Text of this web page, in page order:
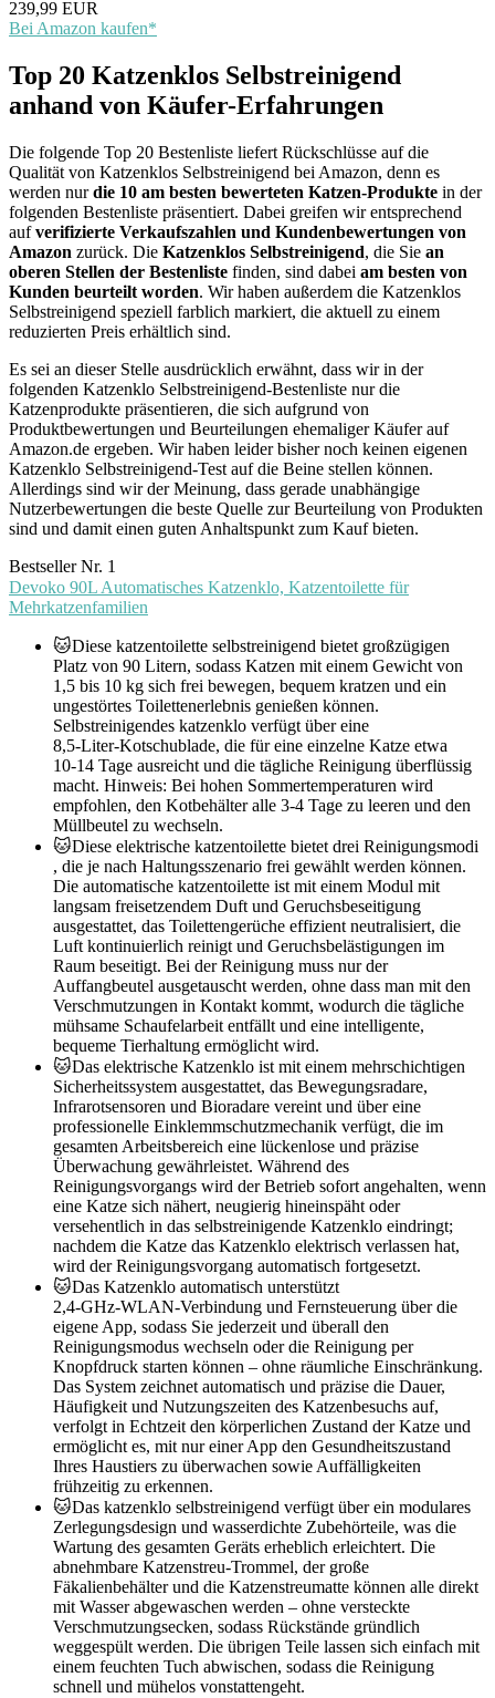
239,99 EUR
Bei Amazon kaufen*
Top 20 Katzenklos Selbstreinigend
anhand von Käufer-Erfahrungen
Die folgende Top 20 Bestenliste liefert Rückschlüsse auf die
Qualität von Katzenklos Selbstreinigend bei Amazon, denn es
werden nurdie 10 am besten bewerteten Katzen-Produkte in der
folgenden Bestenliste präsentiert. Dabei greifen wir entsprechend
aufverifizierte Verkaufszahlen und Kundenbewertungen von
Amazon zurück. Die Katzenklos Selbstreinigend, die Sie an
oberen Stellen der Bestenliste finden, sind dabei am besten von
Kunden beurteilt worden. Wir haben außerdem die Katzenklos
Selbstreinigend speziell farblich markiert, die aktuell zu einem
reduzierten Preis erhältlich sind.
Es sei an dieser Stelle ausdrücklich erwähnt, dass wir in der
folgenden Katzenklo Selbstreinigend-Bestenliste nur die
Katzenprodukte präsentieren, die sich aufgrund von
Produktbewertungen und Beurteilungen ehemaliger Käufer auf
Amazon.de ergeben. Wir haben leider bisher noch keinen eigenen
Katzenklo Selbstreinigend-Test auf die Beine stellen können.
Allerdings sind wir der Meinung, dass gerade unabhängige
Nutzerbewertungen die beste Quelle zur Beurteilung von Produkten
sind und damit einen guten Anhaltspunkt zum Kauf bieten.
Bestseller Nr. 1
Devoko 90L Automatisches Katzenklo, Katzentoilette für
Mehrkatzenfamilien
🐱Diese katzentoilette selbstreinigend bietet großzügigen
Platz von 90 Litern, sodass Katzen mit einem Gewicht von
1,5 bis 10 kg sich frei bewegen, bequem kratzen und ein
ungestörtes Toilettenerlebnis genießen können.
Selbstreinigendes katzenklo verfügt über eine
8,5‑Liter‑Kotschublade, die für eine einzelne Katze etwa
10‑14 Tage ausreicht und die tägliche Reinigung überflüssig
macht. Hinweis: Bei hohen Sommertemperaturen wird
empfohlen, den Kotbehälter alle 3‑4 Tage zu leeren und den
Müllbeutel zu wechseln.
🐱Diese elektrische katzentoilette bietet drei Reinigungsmodi
, die je nach Haltungsszenario frei gewählt werden können.
Die automatische katzentoilette ist mit einem Modul mit
langsam freisetzendem Duft und Geruchsbeseitigung
ausgestattet, das Toilettengerüche effizient neutralisiert, die
Luft kontinuierlich reinigt und Geruchsbelästigungen im
Raum beseitigt. Bei der Reinigung muss nur der
Auffangbeutel ausgetauscht werden, ohne dass man mit den
Verschmutzungen in Kontakt kommt, wodurch die tägliche
mühsame Schaufelarbeit entfällt und eine intelligente,
bequeme Tierhaltung ermöglicht wird.
🐱Das elektrische Katzenklo ist mit einem mehrschichtigen
Sicherheitssystem ausgestattet, das Bewegungsradare,
Infrarotsensoren und Bioradare vereint und über eine
professionelle Einklemmschutzmechanik verfügt, die im
gesamten Arbeitsbereich eine lückenlose und präzise
Überwachung gewährleistet. Während des
Reinigungsvorgangs wird der Betrieb sofort angehalten, wenn
eine Katze sich nähert, neugierig hineinspäht oder
versehentlich in das selbstreinigende Katzenklo eindringt;
nachdem die Katze das Katzenklo elektrisch verlassen hat,
wird der Reinigungsvorgang automatisch fortgesetzt.
🐱Das Katzenklo automatisch unterstützt
2,4‑GHz‑WLAN‑Verbindung und Fernsteuerung über die
eigene App, sodass Sie jederzeit und überall den
Reinigungsmodus wechseln oder die Reinigung per
Knopfdruck starten können – ohne räumliche Einschränkung.
Das System zeichnet automatisch und präzise die Dauer,
Häufigkeit und Nutzungszeiten des Katzenbesuchs auf,
verfolgt in Echtzeit den körperlichen Zustand der Katze und
ermöglicht es, mit nur einer App den Gesundheitszustand
Ihres Haustiers zu überwachen sowie Auffälligkeiten
frühzeitig zu erkennen.
🐱Das katzenklo selbstreinigend verfügt über ein modulares
Zerlegungsdesign und wasserdichte Zubehörteile, was die
Wartung des gesamten Geräts erheblich erleichtert. Die
abnehmbare Katzenstreu-Trommel, der große
Fäkalienbehälter und die Katzenstreumatte können alle direkt
mit Wasser abgewaschen werden – ohne versteckte
Verschmutzungsecken, sodass Rückstände gründlich
weggespült werden. Die übrigen Teile lassen sich einfach mit
einem feuchten Tuch abwischen, sodass die Reinigung
schnell und mühelos vonstattengeht.